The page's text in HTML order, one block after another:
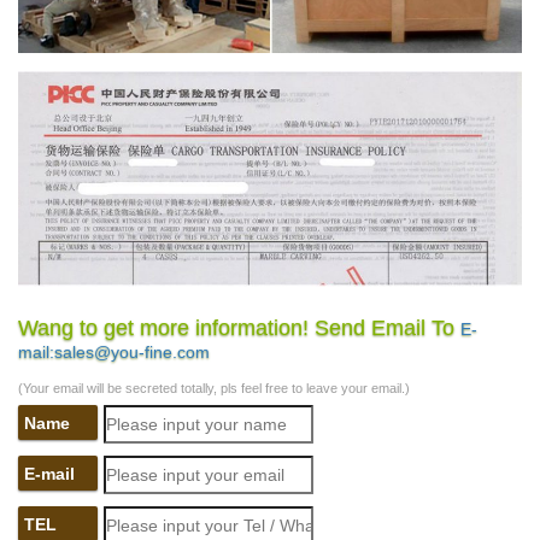
Wang to get more information! Send Email To E-
mail:sales@you-fine.com
(Your email will be secreted totally, pls feel free to leave your email.)
Name
E-mail
TEL